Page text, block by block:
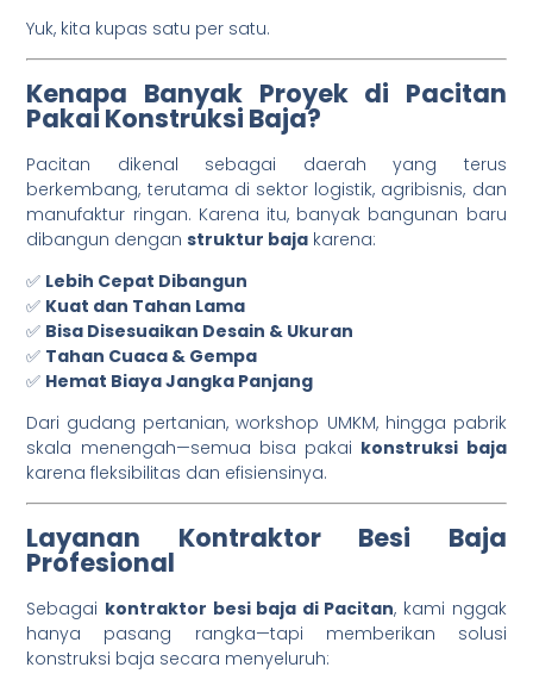
Yuk, kita kupas satu per satu.
Kenapa Banyak Proyek di Pacitan
Pakai Konstruksi Baja?
Pacitan dikenal sebagai daerah yang terus
berkembang, terutama di sektor logistik, agribisnis, dan
manufaktur ringan. Karena itu, banyak bangunan baru
dibangun denganstruktur baja karena:
✅ Lebih Cepat Dibangun
✅ Kuat dan Tahan Lama
✅ Bisa Disesuaikan Desain & Ukuran
✅ Tahan Cuaca & Gempa
✅ Hemat Biaya Jangka Panjang
Dari gudang pertanian, workshop UMKM, hingga pabrik
skala menengah—semua bisa pakai konstruksi baja
karena fleksibilitas dan efisiensinya.
Layanan Kontraktor Besi Baja
Profesional
Sebagai kontraktor besi baja di Pacitan, kami nggak
hanya pasang rangka—tapi memberikan solusi
konstruksi baja secara menyeluruh: